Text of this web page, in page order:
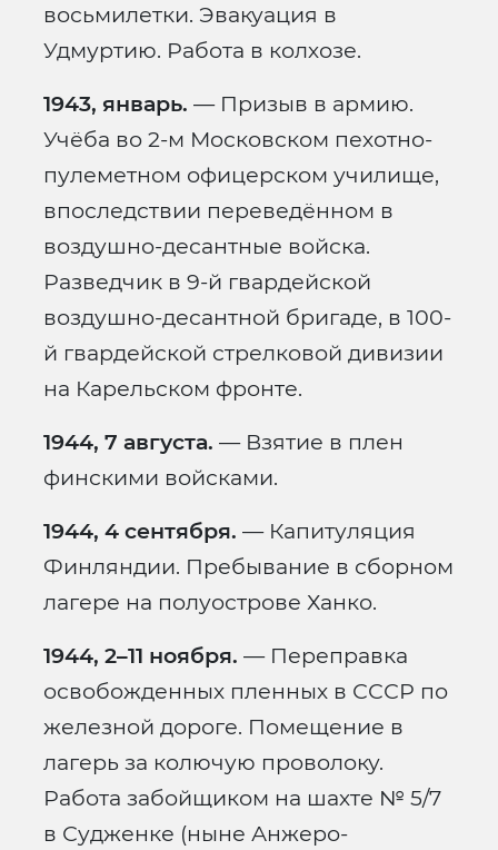
восьмилетки. Эвакуация в
Удмуртию. Работа в колхозе.
1943, январь. — Призыв в армию.
Учёба во 2-м Московском пехотно-
пулеметном офицерском училище,
впоследствии переведённом в
воздушно-десантные войска.
Разведчик в 9-й гвардейской
воздушно-десантной бригаде, в 100-
й гвардейской стрелковой дивизии
на Карельском фронте.
1944, 7 августа. — Взятие в плен
финскими войсками.
1944, 4 сентября. — Капитуляция
Финляндии. Пребывание в сборном
лагере на полуострове Ханко.
1944, 2–11 ноября. — Переправка
освобожденных пленных в СССР по
железной дороге. Помещение в
лагерь за колючую проволоку.
Работа забойщиком на шахте № 5/7
в Судженке (ныне Анжеро-